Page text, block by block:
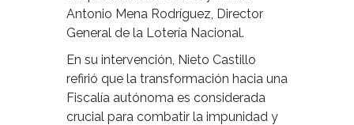
Antonio Mena Rodríguez, Director
General de la Lotería Nacional.
En su intervención, Nieto Castillo
refirió que la transformación hacia una
Fiscalía autónoma es considerada
crucial para combatir la impunidad y